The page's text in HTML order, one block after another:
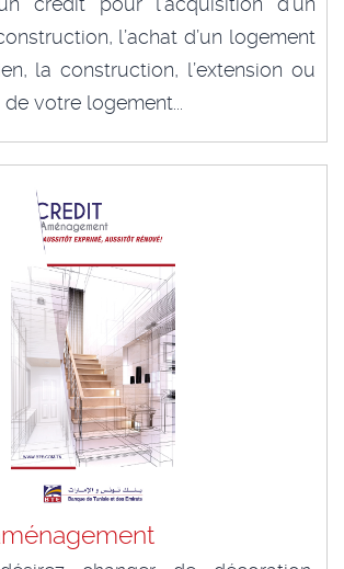
l’achat d’un logement
la construction, l’extension ou
votre logement...